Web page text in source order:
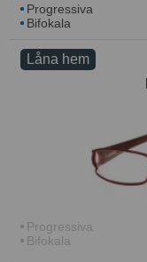
Progressiva
Bifokala
Låna hem
Progressiva
Bifokala